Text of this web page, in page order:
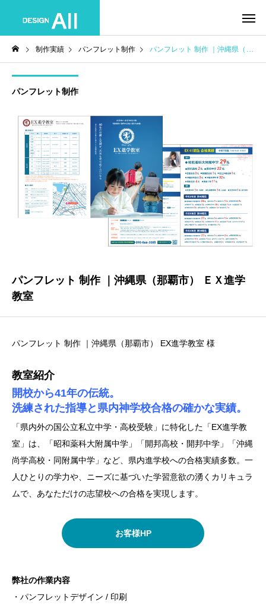
制作実績 パンフレット制作 パンフレット 制作 ｜沖縄県（那覇市） ＥＸ進学教室
パンフレット制作
パンフレット 制作 ｜沖縄県（那覇市） ＥＸ進学
教室
パンフレット 制作 ｜沖縄県（那覇市） EX進学教室 様
教室紹介
開校から41年の伝統。
洗練された指導と県内神学校合格の確かな実績。
「県内外の国公立私立中学・高校受験」に特化した「EX進学教
室」は、「昭和薬科大附属中学」「開邦高校・開邦中学」「沖縄
尚学高校・同附属中学」など、県内進学校への合格実績多数。一
人ひとりの学力や、ニーズに基づいた学習意欲の湧くカリキュラ
ムで、あなただけの志望校への合格を実現します。
お客様HP
弊社の作業内容
・パンフレットデザイン / 印刷